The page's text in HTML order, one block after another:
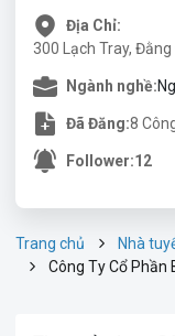
Địa Chỉ:
300 Lạch Tray, Đằng
Ngành nghề:
Đã Đăng:8
Follower:12
Trang chủ
Nhà
Công Ty Cổ Phần